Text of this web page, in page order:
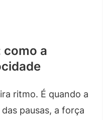
como a
ritmo. É quando a
pausas, a força